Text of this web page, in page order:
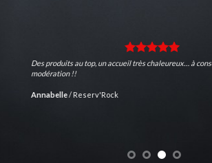
Des produits au top, un accueil très chaleureux… à
modération !!
Annabelle / Reserv'Rock